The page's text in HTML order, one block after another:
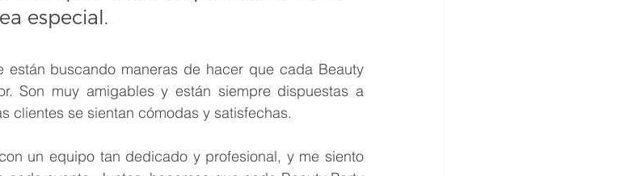
especial.
están buscando maneras de hacer que cada Beauty
Son muy amigables y están siempre dispuestas a
clientes se sientan cómodas y satisfechas.
un equipo tan dedicado y profesional, y me siento